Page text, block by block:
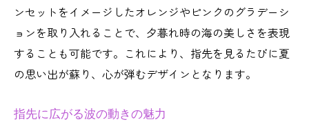
ンセットをイメージしたオレンジやピンクのグラデーシ
ョンを取り入れることで、夕暮れ時の海の美しさを表現
することも可能です。これにより、指先を見るたびに夏
の思い出が蘇り、心が弾むデザインとなります。
指先に広がる波の動きの魅力